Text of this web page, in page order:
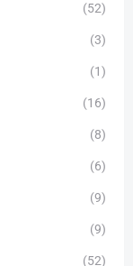
(52)
(3)
(1)
(16)
(8)
(6)
(9)
(9)
(52)